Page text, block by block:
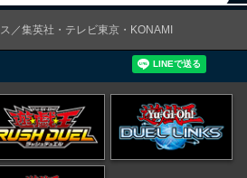
／集英社・テレビ東京・KONAMI